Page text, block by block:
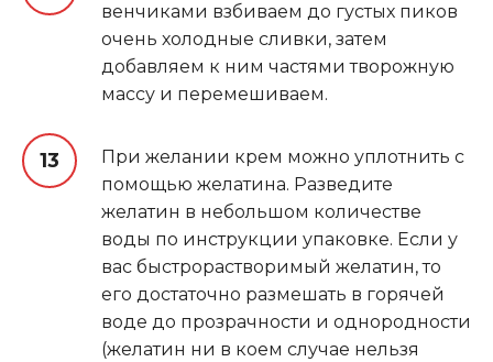
венчиками взбиваем до густых пиков
очень холодные сливки, затем
добавляем к ним частями творожную
массу и перемешиваем.
При желании крем можно уплотнить с
помощью желатина. Разведите
желатин в небольшом количестве
воды по инструкции упаковке. Если у
вас быстрорастворимый желатин, то
его достаточно размешать в горячей
воде до прозрачности и однородности
(желатин ни в коем случае нельзя